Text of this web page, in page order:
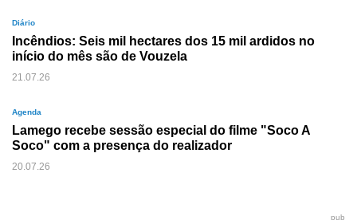
Diário
Incêndios: Seis mil hectares dos 15 mil ardidos no
início do mês são de Vouzela
21.07.26
Agenda
Lamego recebe sessão especial do filme "Soco A
Soco" com a presença do realizador
20.07.26
pub